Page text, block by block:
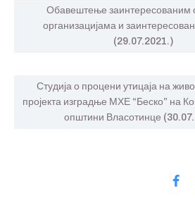
Обавештење заинтересованим
организацијама и
(29.07.2021.)
Студија о процени утицаја на
пројекта изградње МХЕ “Беско” на
општини Власотинце